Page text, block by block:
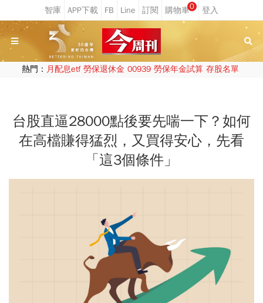
0
熱門： 月配息etf 勞保退休金 00939 勞保年金試算 存股名單
台股直逼28000點後要先喘一下？如何
在高檔賺得猛烈，又買得安心，先看
「這3個條件」